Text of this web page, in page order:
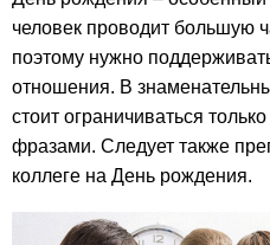
человек проводит большую
поэтому нужно
отношения. В
стоит ограничиваться
фразами. Следует также
коллеге на День рождения.